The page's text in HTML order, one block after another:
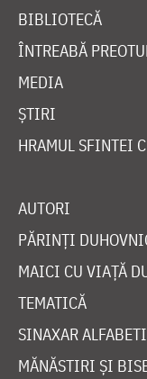
BIBLIOTECĂ
ÎNTREABĂ
MEDIA
ȘTIRI
HRAMUL SFINTEI
AUTORI
PĂRINȚI
MAICI CU VIAȚĂ
TEMATICĂ
SINAXAR
MĂNĂSTIRI ȘI